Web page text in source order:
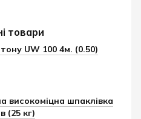
товари
UW 100 4м. (0.50)
високоміцна шпаклівка
(25 кг)